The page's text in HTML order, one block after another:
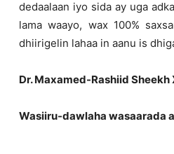
dedaalaan iyo sida ay uga
lama waayo, wax 100%
dhiirigelin lahaa in aanu is
Dr. Maxamed-Rashiid Sheekh
Wasiiru-dawlaha wasaarada